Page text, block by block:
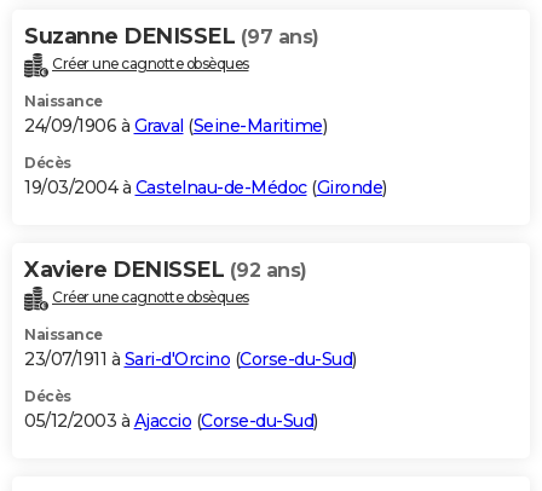
Suzanne DENISSEL (97 ans)
Créer une cagnotte obsèques
Naissance
24/09/1906 à Graval (Seine-Maritime)
Décès
19/03/2004 à Castelnau-de-Médoc(Gironde)
Xaviere DENISSEL (92 ans)
Créer une cagnotte obsèques
Naissance
23/07/1911 à Sari-d'Orcino (Corse-du-Sud)
Décès
05/12/2003 à Ajaccio (Corse-du-Sud)